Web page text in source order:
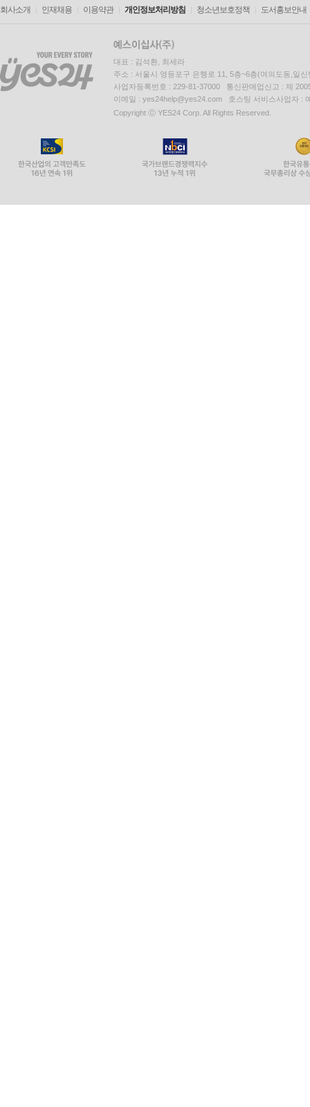
딥테크 스타트업 | 대기업 | 투자기관 | 대학 및 연
02. 딥테크 생태계의 동작
딥테크 스타트업-대기업 | 딥테크 스타트업-투자
03. 우리나라의 딥테크 현황
04. 딥테크 생태계의 예
엔진(The Engine)
회사소개 인재채용 이용약관 개인정보처리방침 청소년보호정책 도서홍보안내
대표 : 김석환, 최세라
주소 : 서울시 영등포구 은행로 11, 5층~6층(여의도동,일신
사업자등록번호 : 229-81-37000 통신판매업신고 : 제
이메일 : yes24help@yes24.com 호스팅 서비스사업자 :
Copyright ⓒ YES24 Corp. All Rights Reserved.